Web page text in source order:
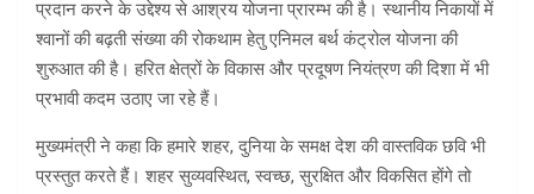
प्रदान करने के उद्देश्य से आश्रय योजना प्रारम्भ की है। स्थानीय निकायों में
श्वानों की बढ़ती संख्या की रोकथाम हेतु एनिमल बर्थ कंट्रोल योजना की
शुरुआत की है। हरित क्षेत्रों के विकास और प्रदूषण नियंत्रण की दिशा में भी
प्रभावी कदम उठाए जा रहे हैं।
मुख्यमंत्री ने कहा कि हमारे शहर, दुनिया के समक्ष देश की वास्तविक छवि भी
प्रस्तुत करते हैं। शहर सुव्यवस्थित, स्वच्छ, सुरक्षित और विकसित होंगे तो